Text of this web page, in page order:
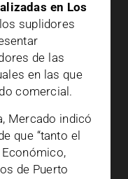
en Los
suplidores
de las
en las que
comercial.
Mercado indicó
que “tanto el
de Puerto